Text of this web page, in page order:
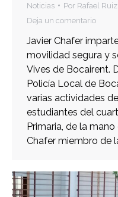
Noticias Por Rafael
Deja un comentario
Javier Chafer
movilidad segura y
Vives de Bocairent.
Policía Local de
varias actividades
estudiantes del
Primaria, de la
Chafer miembro de